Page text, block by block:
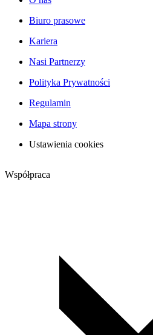
Biuro prasowe
Kariera
Nasi Partnerzy
Polityka Prywatności
Regulamin
Mapa strony
Ustawienia cookies
Współpraca